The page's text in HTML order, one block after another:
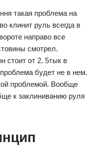
такая проблема на
клинит руль всегда в
направо все
смотрел.
стоит от 2. 5тык в
будет не в нем.
проблемой. Вообще
к заклиниванию руля